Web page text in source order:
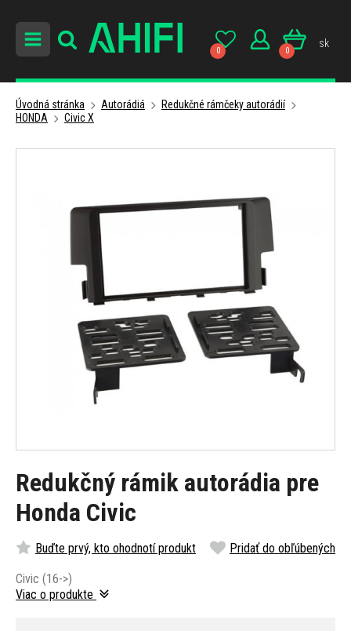
0 0
sk
Úvodná stránka Autorádiá
Redukčné rámčeky autorádií
HONDA
Civic X
Redukčný rámik autorádia pre
Honda Civic
Buďte prvý, kto ohodnotí produkt Pridať do obľúbených
Civic (16->)
Viac o produkte